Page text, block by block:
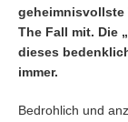
geheimnisvollste
The Fall mit. Die
dieses
immer.
Bedrohlich und